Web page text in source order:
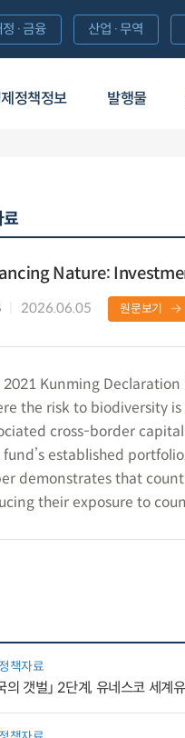
정책정보 발행물
정·금융 산업·무역
료
Nature:
2026.06.05 원문보기
2021 Kunming
the risk to biodiversity
cross-border
fund’s established
demonstrates that
their exposure to
책자료
의 갯벌」 2단계, 유네스코 세계